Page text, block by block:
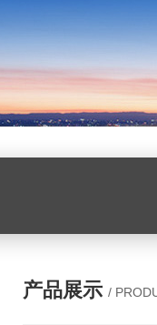
产品展示 /